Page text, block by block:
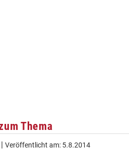
Thema
| Veröffentlicht am: 5.8.2014